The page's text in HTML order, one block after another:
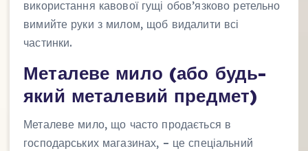
використання кавової гущі обов’язково ретельно
вимийте руки з милом, щоб видалити всі
частинки.
Металеве мило (або будь-
який металевий предмет)
Металеве мило, що часто продається в
господарських магазинах, – це спеціальний